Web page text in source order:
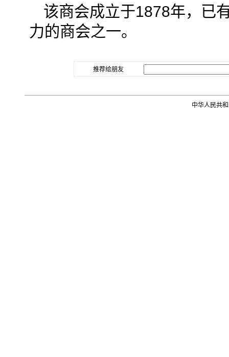
该商会成立于1878年，已
力的商会之一。
推荐给朋友
中华人民共